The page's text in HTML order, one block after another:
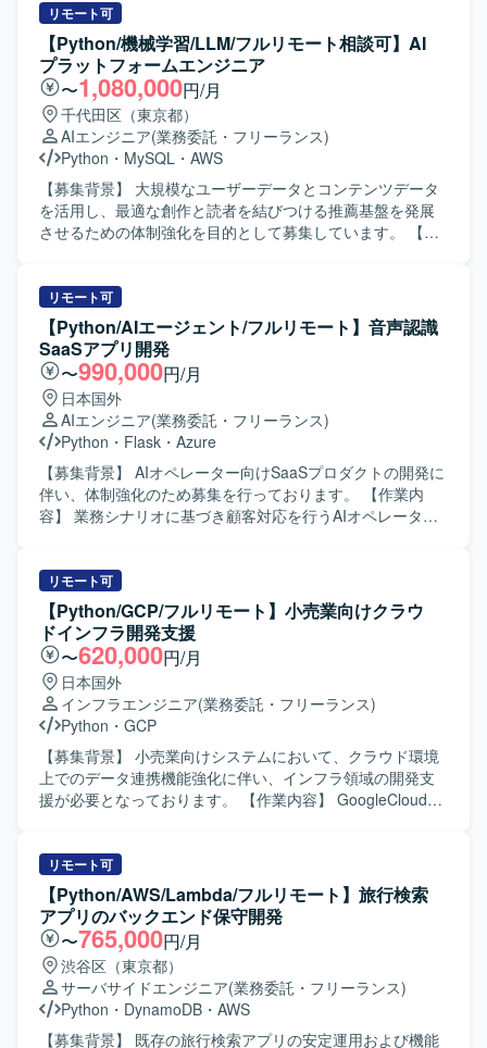
やDockerを利用し、Pytestによるテストを実施いたしま
す。
フェーズを迎えているため、技術的知見をベースに開発プ
ロセス全体を俯瞰しプロジェクトを牽引できる人材を求め
ております。 【作業内容】 企業が保有する文章データをAI
で構造化し、独自のナレッジベースとして活用できるプロ
ダクトの開発に参画いただきます。定性データを感情や要
望を含めた分析可能な形に変換し、業界・企業特有の文脈
を理解した分析が可能となるような仕組みを構築していた
だきます。蓄積されたデータをもとにAIがディスカッショ
ンパートナーとして機能し、製品開発やマーケティング戦
略の意思決定を支援する機能の高度化にも関わっていただ
きます。顧客のデータ活用を支援するため、データ基盤の
仮説検証を繰り返し、分析基盤や可視化環境を構築してい
ただきます。 【求める人物像】 データ基盤およびBI領域に
おいて高い実践力を持ち、分析要件からデータモデルを設
計できる方を求めております。データ品質や保守性を考慮
した設計ができ、ユーザー価値を重視しながらデータを通
じて意思決定を支援できる方が望ましいです。エンドユー
ザー視点でダッシュボードを設計でき、変化を楽しみつつ
要件が固まっていない環境でも前向きに推進できるマイン
ドをお持ちの方を歓迎いたします。Biz、PdM、エンジニア
と協働しながらプロジェクトを進められる協調性も重視し
ております。 【ポジションの魅力】 生成AIを活用した新規
的なテーマに取り組んでいただけます。複数の大企業との
契約実績がある環境で、プロダクトの成長とともに自身の
技術的・ビジネス的なスキルを高めることができます。デ
ータ基盤構築から可視化まで一気通貫で関与できるため、
広範なデータエンジニアリングの経験を積める点も魅力で
す。 【開発環境】 BackendではPythonやFastAPI、Prefect
を用い、FrontendではTypescriptおよびReact Routerを採用
しております。インフラストラクチャはAWSを中心に
Fargate、Aurora、S3、ElastiCacheなどを利用し、
Terraformで構成管理を行っております。周辺ツールとして
Github、Slack、Notion、Datadog、Linearを活用してお
援ツールも積極的に利用できる環境です。
リモート可
【Python/機械学習/LLM/フルリモート相談可】AI
プラットフォームエンジニア
〜1,080,000円/月
千代田区（東京都）
AIエンジニア(業務委託・フリーランス)
Python ・ MySQL ・ AWS
【募集背景】 大規模なユーザーデータとコンテンツデータ
を活用し、最適な創作と読者を結びつける推薦基盤を発展
させるための体制強化を目的として募集しています。 【作
ンテンツの特徴量を抽出するデータ処理基盤を設計・運用
します。 LLMや埋め込み技術を用いてコンテンツ理解およ
び検索の基盤を設計・運用します。 推論パイプラインや
LLM・機械学習モデルの開発および運用体制（LLMOps /
MLOps）の仕組みを設計し、継続的に改善します。 ユーザ
ー行動とコンテンツ情報に基づく推薦エンジンの開発・改
善を行います。 コンテンツ分類の仕組みと記事評価機能の
開発・改善を行い、その運用をチームとして支援します。
信頼性・安全性向上のため、悪意ある行動を検知しLLMで
判定するフィルタリング機能を開発します。 既存の機械学
習基盤を最新技術に更新し、性能およびコストの改善を図
ジョン・バリューに共感し、その実現に主体的に取り組め
る方を求めています。 新しい技術への感度が高く、プロダ
クト品質向上にこだわりを持って取り組める方を歓迎しま
す。 環境変化に柔軟に対応し、建設的な議論を推進できる
方を求めています。 計測と実験を重視し、データドリブン
に意思決定できる方に適したポジションです。 技術以外の
要素も含む複雑なビジネス課題に対して前向きに取り組
み、解決を楽しめるマインドをお持ちの方を歓迎します。
生成AIの最新技術を積極的に取り込み、基盤の継続的な改
善に強い興味をお持ちの方を求めています。 【ポジション
の魅力】 多様なコンテンツとコミュニティから生まれるユ
フォームで、推薦・検索基盤の運用経験を積むことができ
ます。 LLMを推薦に活用する実践的な知見を蓄積できる環
境です。 最新のAI技術を積極的に取り入れ、対外的な発信
も奨励される文化があります。 技術選定やロードマップ策
定に大きな裁量を持ち、AI・機械学習基盤構築の中核とし
て活躍できるポジションです。 【開発環境】 機械学習シス
テムの開発には主にPythonを使用し、Databricks上で動作
することを前提にライブラリを選定します。 システム間通
信にはProtocol Bufferを利用します。 開発にはJupyter
リモート可
【Python/AIエージェント/フルリモート】音声認識
SaaSアプリ開発
〜990,000円/月
日本国外
AIエンジニア(業務委託・フリーランス)
Python ・ Flask ・ Azure
【募集背景】 AIオペレーター向けSaaSプロダクトの開発に
伴い、体制強化のため募集を行っております。 【作業内
容】 業務シナリオに基づき顧客対応を行うAIオペレーター
ェント開発を通じて最適な対話フローを構築していただき
ます。また、AIエージェントのタスク分解やツール連携、
ワークフロー設計、エージェント精度向上のための評価指
標設計や改善サイクル設計、RAG最適化などにも携わって
いただきます。 【求める人物像】 生成AIやLLM技術への関
心が高く、新しい技術要素を自らキャッチアップしながら
プロダクトに取り込んでいける方を求めております。チー
ムメンバーと協調しつつも、自走的に課題を発見し解決へ
と導ける方を歓迎いたします。 【ポジションの魅力】 音声
認識とAIエージェント技術を組み合わせたSaaSプロダクト
の中核に関わることができ、LLM連携やRAG最適化など先
機会が大きいポジションです。 【開発環境】 Python、
FastAPI、Flask、LLM、LangChain、LangGraph、RAG、
Azure、AKS、Foundry、AI Search、音声認識AIを利用して
開発を行っております。
リモート可
【Python/GCP/フルリモート】小売業向けクラウ
ドインフラ開発支援
〜620,000円/月
日本国外
インフラエンジニア(業務委託・フリーランス)
Python ・ GCP
【募集背景】 小売業向けシステムにおいて、クラウド環境
上でのデータ連携機能強化に伴い、インフラ領域の開発支
援が必要となっております。 【作業内容】 GoogleCloud環
を行っていただきます。 具体的には、対向システムごとの
フォーマットに合わせたファイル連携基盤の設計・構築、
データ取得からファイル作成までの処理を支えるインフラ
の整備、対向システムへのPUSHおよび外部システムからの
PULLに対応するための仕組みの構築などを担当していただ
きます。また、APIとしての提供方式に対応するための環境
構成や関連する設定作業も行っていただきます。 【求める
人物像】 クラウドインフラに関する知見を活かし、要件を
踏まえて自律的に環境構成を検討できる方を求めておりま
リモート可
【Python/AWS/Lambda/フルリモート】旅行検索
アプリのバックエンド保守開発
〜765,000円/月
渋谷区（東京都）
サーバサイドエンジニア(業務委託・フリーランス)
Python ・ DynamoDB ・ AWS
【募集背景】 既存の旅行検索アプリの安定運用および機能